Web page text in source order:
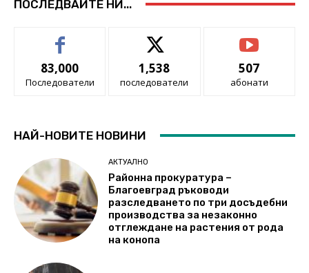
ПОСЛЕДВАЙТЕ НИ...
83,000
Последователи
1,538
последователи
507
абонати
НАЙ-НОВИТЕ НОВИНИ
АКТУАЛНО
Районна прокуратура –
Благоевград ръководи
разследването по три досъдебни
производства за незаконно
отглеждане на растения от рода
на конопа